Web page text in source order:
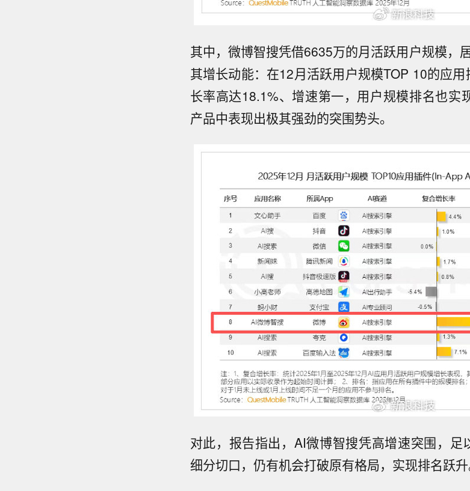
其中，微博智搜凭借6635万的月活跃用户规模，
其增长动能：在12月活跃用户规模TOP 10的应
长率高达18.1%、增速第一，用户规模排名也实
产品中表现出极其强劲的突围势头。
对此，报告指出，AI微博智搜凭高增速突围，足
细分切口，仍有机会打破原有格局，实现排名跃升